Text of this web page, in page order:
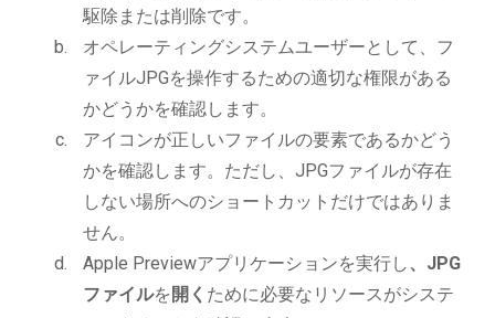
駆除または削除です。
オペレーティングシステムユーザーとして、フ
ァイルJPGを操作するための適切な権限がある
かどうかを確認します。
アイコンが正しいファイルの要素であるかどう
かを確認します。ただし、JPGファイルが存在
しない場所へのショートカットだけではありま
せん。
Apple Previewアプリケーションを実行し、JPG
ファイルを 開く ために必要なリソースがシステ